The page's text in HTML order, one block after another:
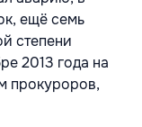
ещё семь
степени
2013 года на
прокуроров,